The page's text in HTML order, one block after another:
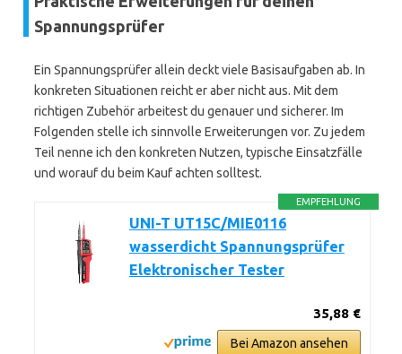
Spannungsprüfer
Ein Spannungsprüfer allein deckt viele Basisaufgaben ab. In
konkreten Situationen reicht er aber nicht aus. Mit dem
richtigen Zubehör arbeitest du genauer und sicherer. Im
Folgenden stelle ich sinnvolle Erweiterungen vor. Zu jedem
Teil nenne ich den konkreten Nutzen, typische Einsatzfälle
und worauf du beim Kauf achten solltest.
EMPFEHLUNG
UNI-T UT15C/MIE0116
wasserdicht Spannungsprüfer
Elektronischer Tester
35,88 €
Bei Amazon ansehen